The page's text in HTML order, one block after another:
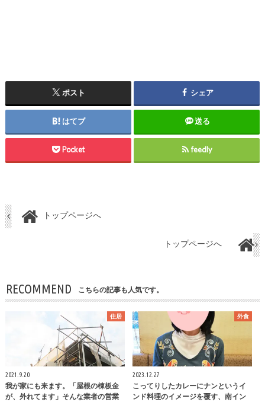
ポスト シェア
はてブ 送る
Pocket feedly
トップページへ
トップページへ
RECOMMEND こちらの記事も人気です。
住居
2021.9.20
我が家にも来ます。「屋根の棟板金
が、外れてます」そんな業者の営業
外食
2023.12.27
こってりしたカレーにナンというイ
ンド料理のイメージを覆す、南イン